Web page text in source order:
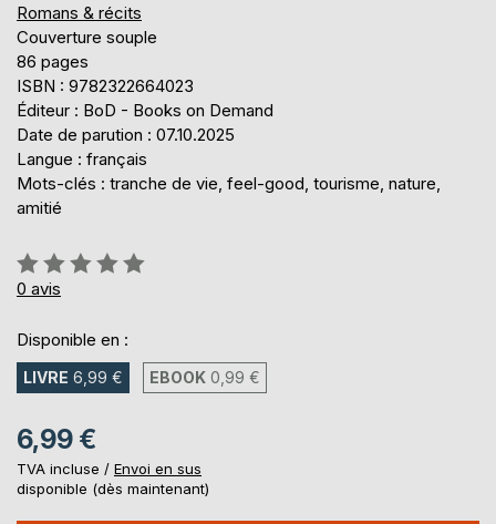
Romans & récits
Couverture souple
86 pages
ISBN : 9782322664023
Éditeur : BoD - Books on Demand
Date de parution : 07.10.2025
Langue : français
Mots-clés : tranche de vie, feel-good, tourisme, nature,
amitié
Évaluation:
0%
0 avis
Disponible en :
LIVRE 6,99 € EBOOK 0,99 €
6,99 €
TVA incluse / Envoi en sus
disponible (dès maintenant)